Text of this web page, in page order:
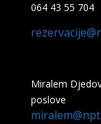
064 43 55 704
Miralem
poslove